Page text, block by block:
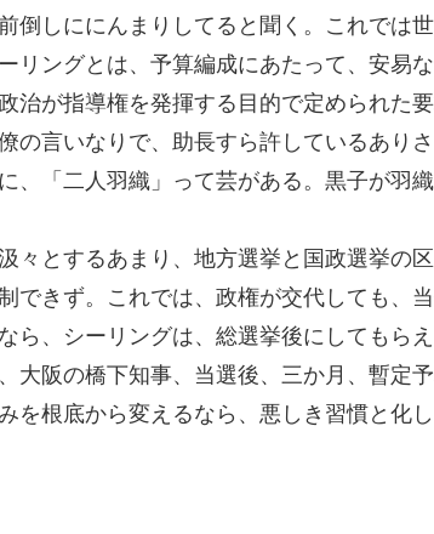
倒しににんまりしてると聞く。これでは世
リングとは、予算編成にあたって、安易
治が指導権を発揮する目的で定められた
の言いなりで、助長すら許しているありさ
、「二人羽織」って芸がある。黒子が羽
々とするあまり、地方選挙と国政選挙の
できず。これでは、政権が交代しても、
ら、シーリングは、総選挙後にしてもらえ
大阪の橋下知事、当選後、三か月、暫定
を根底から変えるなら、悪しき習慣と化